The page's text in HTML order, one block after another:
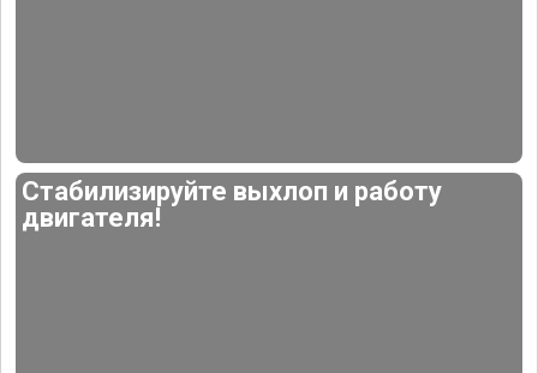
Стабилизируйте выхлоп и работу
двигателя!